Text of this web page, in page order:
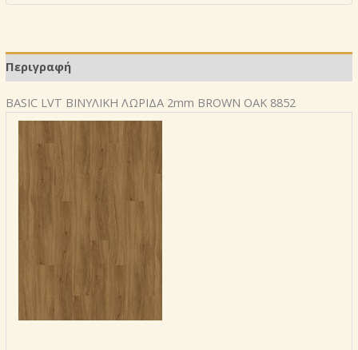
BROWN
ποσότητα
Περιγραφή
BASIC LVT ΒΙΝΥΛΙΚΗ ΛΩΡΙΔΑ 2mm BROWN OAK 8852